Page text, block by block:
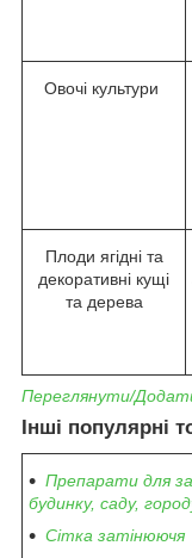
Овочі культури
Плоди ягідні та
декоративні кущі
та дерева
Переглянути/
Інші популярні
Препарати для
будинку, саду,
Сітка затінюючя